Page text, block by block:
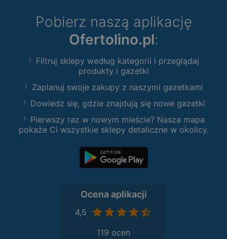
Pobierz naszą aplikację
Ofertolino.pl:
Filtruj sklepy według kategorii i przeglądaj
produkty i gazetki
Zaplanuj swoje zakupy z naszymi gazetkami
Dowiedz się, gdzie znajdują się nowe gazetki
Pierwszy raz w nowym mieście? Nasza mapa
pokaże Ci wszystkie sklepy detaliczne w okolicy.
Ocena aplikacji
4,5
119 ocen